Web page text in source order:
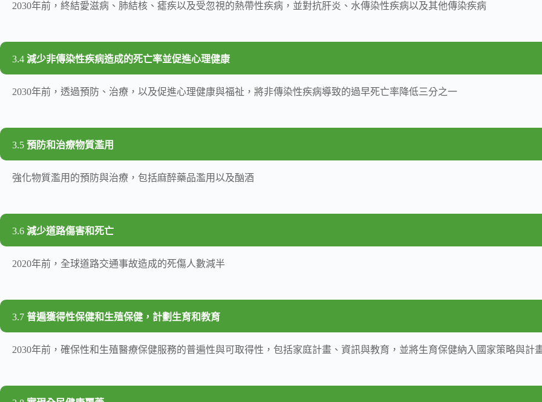
2030年前，終結愛滋病、肺結核、瘧疾以及受忽視的熱帶性疾病，並對抗肝炎、水傳染性疾病以及其他傳染疾病
3.4 減少非傳染性疾病造成的死亡率並促進心理健康
2030年前，透過預防、治療，以及促進心理健康與福祉，將非傳染性疾病導致的過早死亡率降低三分之一
3.5 預防和治療物質濫用
強化物質濫用的預防與治療，包括麻醉藥品濫用以及酗酒
3.6 減少道路傷害和死亡
2020年前，全球道路交通事故造成的死傷人數減半
3.7 普遍獲得性保健和生殖保健，計劃生育和教育
2030年前，確保性和生殖醫療保健服務的普遍性與可取得性，包括家庭計畫、資訊與教育，並將生育保健納入國家策略與計